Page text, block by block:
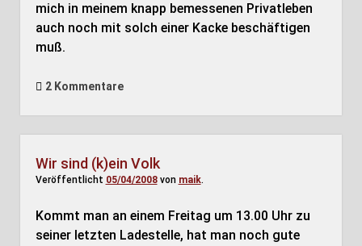
mich in meinem knapp bemessenen Privatleben
auch noch mit solch einer Kacke beschäftigen
muß.
2 Kommentare
Wir sind (k)ein Volk
Veröffentlicht 05/04/2008von maik.
Kommt man an einem Freitag um 13.00 Uhr zu
seiner letzten Ladestelle, hat man noch gute